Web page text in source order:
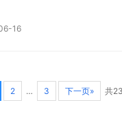
能百分之百到位,加不
16
2 … 3 下一页» 共